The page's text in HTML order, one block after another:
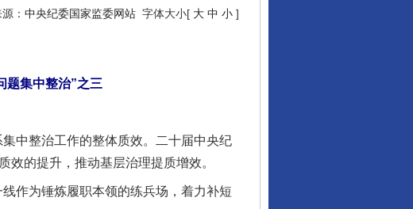
： 中央纪委国家监委网站 字体大小[ 大 中 小 ]
集中整治”之三
中整治工作的整体质效。二十届中央纪
效的提升，推动基层治理提质增效。
作为锤炼履职本领的练兵场，着力补短